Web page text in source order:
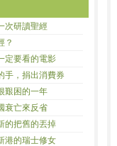
次研讀聖經
？
定要看的電影
手，捐出消費券
艱困的一年
衰亡來反省
的把舊的丟掉
港的瑞士修女